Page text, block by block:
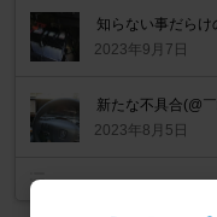
知らない事だらけ
2023年9月7日
新たな不具合(@
2023年8月5日